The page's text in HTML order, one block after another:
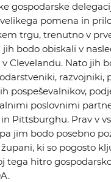
gospodarske
pomena in
trgu, trenutno v
jih bodo obiskali v
Clevelandu. Nato jih
razvojniki,
pospeševalnikov,
poslovnimi
Pittsburghu. Prav v
jim bodo posebno
ki so pogosto
tega hitro